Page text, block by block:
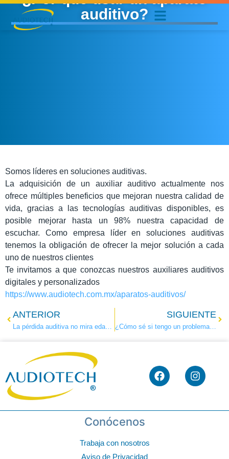
auditivo?
Somos líderes en soluciones auditivas.
La adquisición de un auxiliar auditivo actualmente nos
ofrece múltiples beneficios que mejoran nuestra calidad de
vida, gracias a las tecnologías auditivas disponibles, es
posible mejorar hasta un 98% nuestra capacidad de
escuchar. Como empresa líder en soluciones auditivas
tenemos la obligación de ofrecer la mejor solución a cada
uno de nuestros clientes
Te invitamos a que conozcas nuestros auxiliares auditivos
digitales y personalizados
https://www.audiotech.com.mx/aparatos-auditivos/
ANTERIOR SIGUIENTE
¿Cómo sé si tengo un problema auditivo?
Conócenos
Trabaja con nosotros
Aviso de Privacidad